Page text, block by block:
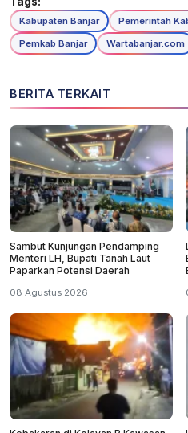
Kabupaten Banjar
Pemerintah
Pemkab Banjar
Wartabanjar.com
BERITA TERKAIT
Sambut Kunjungan Pendamping
Menteri LH, Bupati Tanah Laut
Paparkan Potensi Daerah
08 Agustus 2026